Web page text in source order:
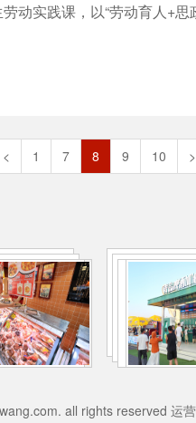
动实践课，以“劳动育人+
< 1 7 8 9 10 >
all rights reserved 运